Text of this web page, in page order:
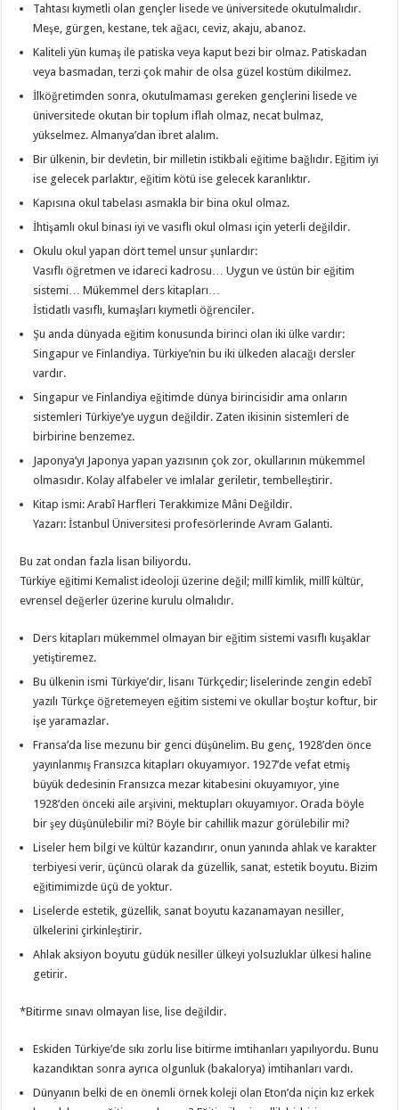
Tahtası kıymetli olan gençler lisede ve üniversitede okutulmalıdır.
Meşe, gürgen, kestane, tek ağacı, ceviz, akaju, abanoz.
Kaliteli yün kumaş ile patiska veya kaput bezi bir olmaz. Patiskadan
veya basmadan, terzi çok mahir de olsa güzel kostüm dikilmez.
İlköğretimden sonra, okutulmaması gereken gençlerini lisede ve
üniversitede okutan bir toplum iflah olmaz, necat bulmaz,
yükselmez. Almanya’dan ibret alalım.
Bir ülkenin, bir devletin, bir milletin istikbali eğitime bağlıdır. Eğitim iyi
ise gelecek parlaktır, eğitim kötü ise gelecek karanlıktır.
Kapısına okul tabelası asmakla bir bina okul olmaz.
İhtişamlı okul binası iyi ve vasıflı okul olması için yeterli değildir.
Okulu okul yapan dört temel unsur şunlardır:
Vasıflı öğretmen ve idareci kadrosu… Uygun ve üstün bir eğitim
sistemi… Mükemmel ders kitapları…
İstidatlı vasıflı, kumaşları kıymetli öğrenciler.
Şu anda dünyada eğitim konusunda birinci olan iki ülke vardır:
Singapur ve Finlandiya. Türkiye’nin bu iki ülkeden alacağı dersler
vardır.
Singapur ve Finlandiya eğitimde dünya birincisidir ama onların
sistemleri Türkiye’ye uygun değildir. Zaten ikisinin sistemleri de
birbirine benzemez.
Japonya’yı Japonya yapan yazısının çok zor, okullarının mükemmel
olmasıdır. Kolay alfabeler ve imlalar geriletir, tembelleştirir.
Kitap ismi: Arabî Harfleri Terakkimize Mâni Değildir.
Yazarı: İstanbul Üniversitesi profesörlerinde Avram Galanti.
Bu zat ondan fazla lisan biliyordu.
Türkiye eğitimi Kemalist ideoloji üzerine değil; millî kimlik, millî kültür,
evrensel değerler üzerine kurulu olmalıdır.
Ders kitapları mükemmel olmayan bir eğitim sistemi vasıflı kuşaklar
yetiştiremez.
Bu ülkenin ismi Türkiye’dir, lisanı Türkçedir; liselerinde zengin edebî
yazılı Türkçe öğretemeyen eğitim sistemi ve okullar boştur koftur, bir
işe yaramazlar.
Fransa’da lise mezunu bir genci düşünelim. Bu genç, 1928’den önce
yayınlanmış Fransızca kitapları okuyamıyor. 1927’de vefat etmiş
büyük dedesinin Fransızca mezar kitabesini okuyamıyor, yine
1928’den önceki aile arşivini, mektupları okuyamıyor. Orada böyle
bir şey düşünülebilir mi? Böyle bir cahillik mazur görülebilir mi?
Liseler hem bilgi ve kültür kazandırır, onun yanında ahlak ve karakter
terbiyesi verir, üçüncü olarak da güzellik, sanat, estetik boyutu. Bizim
eğitimimizde üçü de yoktur.
Liselerde estetik, güzellik, sanat boyutu kazanamayan nesiller,
ülkelerini çirkinleştirir.
Ahlak aksiyon boyutu güdük nesiller ülkeyi yolsuzluklar ülkesi haline
getirir.
*Bitirme sınavı olmayan lise, lise değildir.
Eskiden Türkiye’de sıkı zorlu lise bitirme imtihanları yapılıyordu. Bunu
kazandıktan sonra ayrıca olgunluk (bakalorya) imtihanları vardı.
Dünyanın belki de en önemli örnek koleji olan Eton’da niçin kız erkek